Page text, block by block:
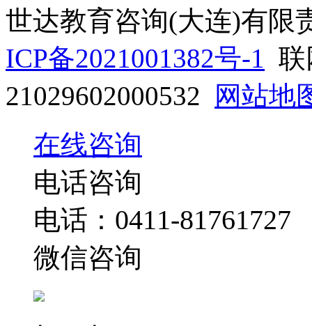
世达教育咨询(大连)有限
ICP备2021001382号-1 联
21029602000532
网站地
在线咨询
电话咨询
电话： 0411-81761727
微信咨询